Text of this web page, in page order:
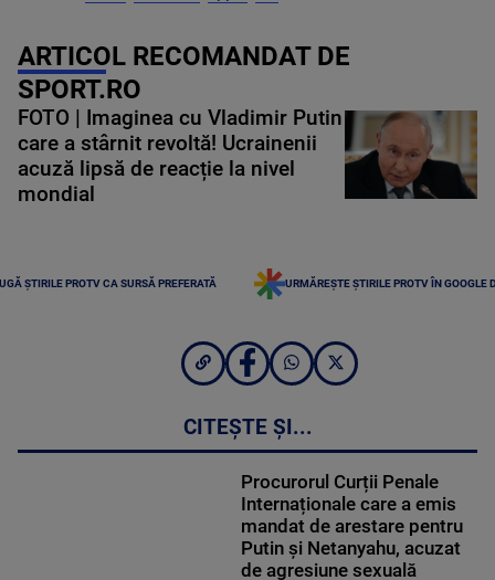
ARTICOL RECOMANDAT DE
SPORT.RO
FOTO | Imaginea cu Vladimir Putin
care a stârnit revoltă! Ucrainenii
acuză lipsă de reacție la nivel
mondial
ȘTIRILE PROTV CA SURSĂ PREFERATĂ URMĂREȘTE ȘTIRILE PROTV ÎN GOOGLE
CITEȘTE ȘI...
Procurorul Curții Penale
Internaționale care a emis
mandat de arestare pentru
Putin și Netanyahu, acuzat
de agresiune sexuală